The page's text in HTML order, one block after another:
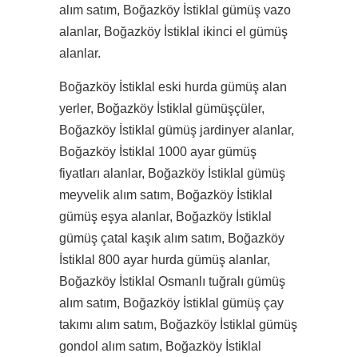
alım satım, Boğazköy İstiklal gümüş vazo
alanlar, Boğazköy İstiklal ikinci el gümüş
alanlar.
Boğazköy İstiklal eski hurda gümüş alan
yerler, Boğazköy İstiklal gümüşçüler,
Boğazköy İstiklal gümüş jardinyer alanlar,
Boğazköy İstiklal 1000 ayar gümüş
fiyatları alanlar, Boğazköy İstiklal gümüş
meyvelik alım satım, Boğazköy İstiklal
gümüş eşya alanlar, Boğazköy İstiklal
gümüş çatal kaşık alım satım, Boğazköy
İstiklal 800 ayar hurda gümüş alanlar,
Boğazköy İstiklal Osmanlı tuğralı gümüş
alım satım, Boğazköy İstiklal gümüş çay
takımı alım satım, Boğazköy İstiklal gümüş
gondol alım satım, Boğazköy İstiklal